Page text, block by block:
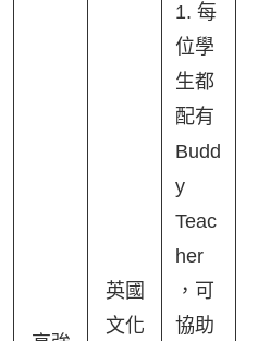
英國
文化
1. 每
位學
生都
配有
Budd
y
Teac
her
，可
協助